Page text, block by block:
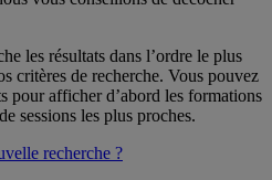
les résultats dans l’ordre le plus
critères de recherche. Vous pouvez
pour afficher d’abord les formations
sessions les plus proches.
recherche ?